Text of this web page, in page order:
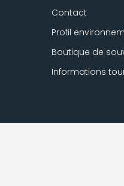
Contact
Profil
Boutique de
Informations